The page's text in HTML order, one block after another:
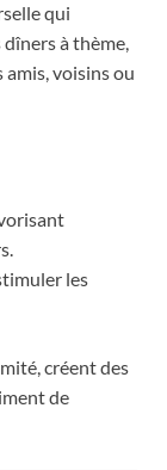
qui
à thème,
voisins ou
les
créent des
de